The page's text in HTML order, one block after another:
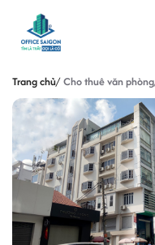
Trang chủ Cho thuê văn phòng